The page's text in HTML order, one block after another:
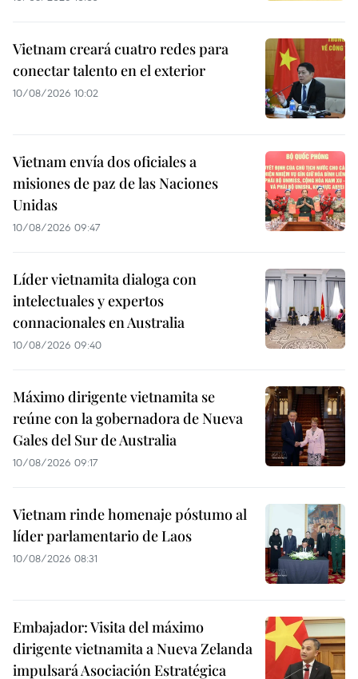
Vietnam creará cuatro redes para
conectar talento en el exterior
10/08/2026 10:02
Vietnam envía dos oficiales a
misiones de paz de las Naciones
Unidas
10/08/2026 09:47
Líder vietnamita dialoga con
intelectuales y expertos
connacionales en Australia
10/08/2026 09:40
Máximo dirigente vietnamita se
reúne con la gobernadora de Nueva
Gales del Sur de Australia
10/08/2026 09:17
Vietnam rinde homenaje póstumo al
líder parlamentario de Laos
10/08/2026 08:31
Embajador: Visita del máximo
dirigente vietnamita a Nueva Zelanda
impulsará Asociación Estratégica